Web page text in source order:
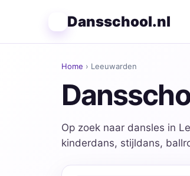
Dansschool.nl
Home › Leeuwarden
Op zoek naar dansles in
kinderdans, stijldans,